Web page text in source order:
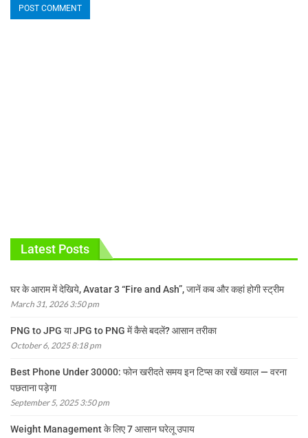
Latest Posts
घर के आराम में देखिये, Avatar 3 “Fire and Ash”, जानें कब और कहां होगी स्ट्रीम
March 31, 2026 3:50 pm
PNG to JPG या JPG to PNG में कैसे बदलें? आसान तरीका
October 6, 2025 8:18 pm
Best Phone Under 30000: फोन खरीदते समय इन टिप्स का रखें ख्याल — वरना
पछताना पड़ेगा
September 5, 2025 3:50 pm
Weight Management के लिए 7 आसान घरेलू उपाय